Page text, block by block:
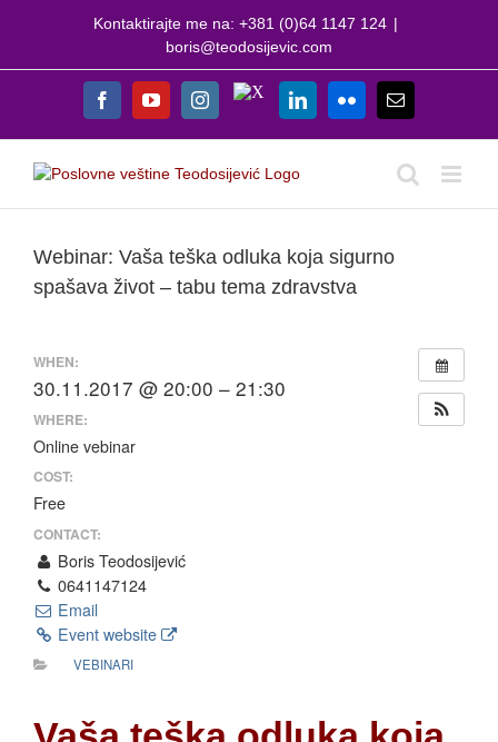
Kontaktirajte me na: +381 (0)64 1147 124 |
boris@teodosijevic.com
FacebookYouTubeInstagram
X LinkedInFlickr Email
Webinar: Vaša teška odluka koja sigurno
spašava život – tabu tema zdravstva
Larger
Image
WHEN:
30.11.2017 @ 20:00 – 21:30
WHERE:
Online vebinar
COST:
Free
CONTACT:
Boris Teodosijević
0641147124
Email
Event website
VEBINARI